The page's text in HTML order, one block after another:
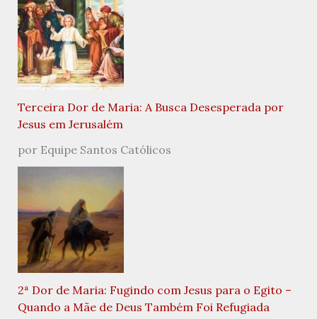
Terceira Dor de Maria: A Busca Desesperada por
Jesus em Jerusalém
por Equipe Santos Católicos
2ª Dor de Maria: Fugindo com Jesus para o Egito –
Quando a Mãe de Deus Também Foi Refugiada